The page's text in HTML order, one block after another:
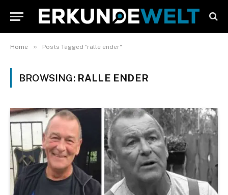
Home » Posts Tagged "ralle ender"
BROWSING: RALLE ENDER